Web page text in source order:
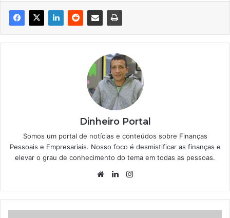
Dinheiro Portal
Somos um portal de notícias e conteúdos sobre Finanças
Pessoais e Empresariais. Nosso foco é desmistificar as finanças e
elevar o grau de conhecimento do tema em todas as pessoas.
WebsiteLinkedin